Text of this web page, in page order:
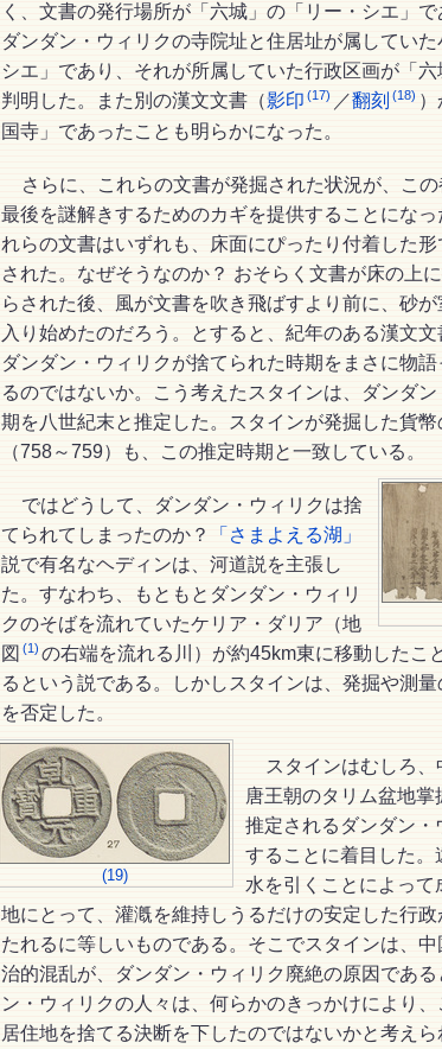
く、文書の発行場所が「六城」の「リー・シエ」で
ダンダン・ウィリクの寺院址と住居址が属していた
シエ」であり、それが所属していた行政区画が「
判明した。また別の漢文文書（影印 (17) ／翻刻 (18)
国寺」であったことも明らかになった。
さらに、これらの文書が発掘された状況が、こ
最後を謎解きするためのカギを提供することになっ
れらの文書はいずれも、床面にぴったり付着した形
された。なぜそうなのか？ おそらく文書が床の上
らされた後、風が文書を吹き飛ばすより前に、砂が
入り始めたのだろう。とすると、紀年のある漢文文
ダンダン・ウィリクが捨てられた時期をまさに物語
るのではないか。こう考えたスタインは、ダンダ
期を八世紀末と推定した。スタインが発掘した貨幣
（758～759）も、この推定時期と一致している。
ではどうして、ダンダン・ウィリクは捨
てられてしまったのか？
「さまよえる湖」
説で有名なヘディンは、河道説を主張し
た。すなわち、もともとダンダン・ウィリ
クのそばを流れていたケリア・ダリア（地
図 (1) の右端を流れる川）が約45km東に移動したこ
るという説である。しかしスタインは、発掘や測
を否定した。
(19)
スタインはむしろ
唐王朝のタリム盆地
推定されるダンダン
することに着目した。
水を引くことによっ
地にとって、灌漑を維持しうるだけの安定した行
たれるに等しいものである。そこでスタインは、
治的混乱が、ダンダン・ウィリク廃絶の原因であ
ン・ウィリクの人々は、何らかのきっかけにより
居住地を捨てる決断を下したのではないかと考えら